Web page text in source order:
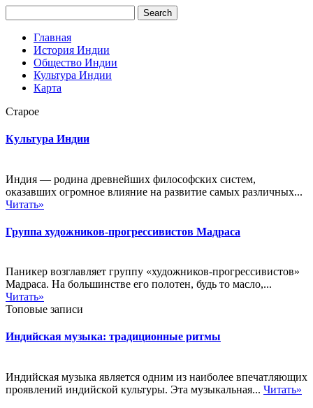
Главная
История Индии
Общество Индии
Культура Индии
Карта
Старое
Культура Индии
Индия — родина древнейших философских систем,
оказавших огромное влияние на развитие самых различных...
Читать»
Группа художников-прогрессивистов Мадраса
Паникер возглавляет группу «художников-прогрессивистов»
Мадраса. На большинстве его полотен, будь то масло,...
Читать»
Топовые записи
Индийская музыка: традиционные ритмы
Индийская музыка является одним из наиболее впечатляющих
проявлений индийской культуры. Эта музыкальная... Читать»